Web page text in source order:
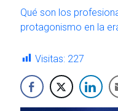
Qué son los
protagonismo en la
Visitas: 227